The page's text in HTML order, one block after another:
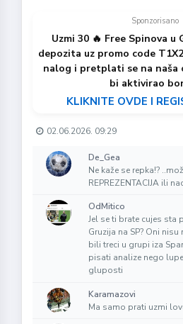
Sponzorisano
Uzmi 30 🔥 Free Spinova u
depozita uz promo code
nalog i pretplati se na naša
bi aktivirao
KLIKNITE OVDE I
02.06.2026. 09:29
De_Gea
Ne kaže se repka!?
REPREZENTACIJA ili
OdMitico
Jel se ti brate cujes sta
Gruzija na SP? Oni
bili treci u grupi iza
pisati analize nego
gluposti
Karamazovi
Ma samo prati uzmi